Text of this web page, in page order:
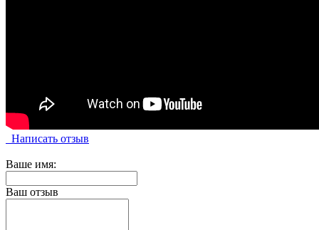
Написать отзыв
Ваше имя:
Ваш отзыв